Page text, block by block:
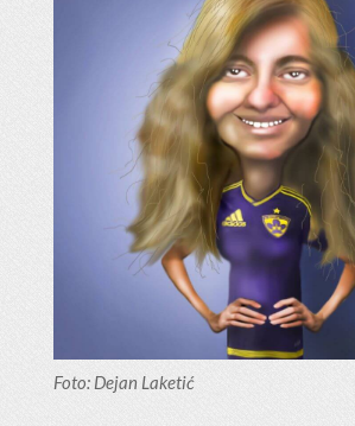
Foto: Dejan Laketić